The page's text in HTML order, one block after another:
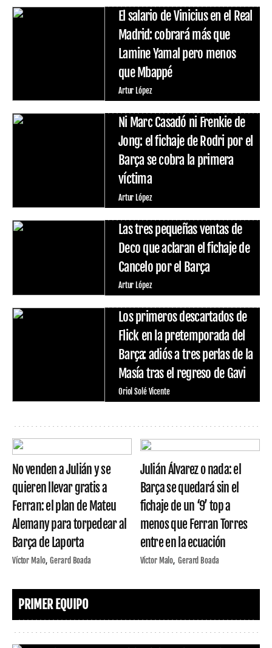
El salario de Vinicius en el Real
Madrid: cobrará más que
Lamine Yamal pero menos
que Mbappé
Artur López
Ni Marc Casadó ni Frenkie de
Jong: el fichaje de Rodri por el
Barça se cobra la primera
víctima
Artur López
Las tres pequeñas ventas de
Deco que aclaran el fichaje de
Cancelo por el Barça
Artur López
Los primeros descartados de
Flick en la pretemporada del
Barça: adiós a tres perlas de la
Masía tras el regreso de Gavi
Oriol Solé Vicente
No venden a Julián y se
quieren llevar gratis a
Ferran: el plan de Mateu
Alemany para torpedear al
Barça de Laporta
Víctor Malo Gerard Boada
Julián Álvarez o nada: el
Barça se quedará sin el
fichaje de un ‘9’ top a
menos que Ferran Torres
entre en la ecuación
Víctor Malo Gerard Boada
PRIMER EQUIPO